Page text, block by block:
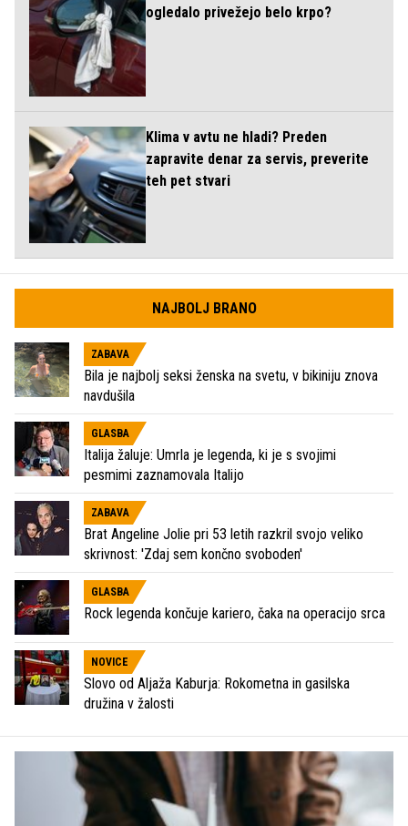
ogledalo privežejo belo krpo?
Klima v avtu ne hladi? Preden
zapravite denar za servis, preverite
teh pet stvari
NAJBOLJ BRANO
ZABAVA
Bila je najbolj seksi ženska na svetu, v bikiniju znova
navdušila
GLASBA
Italija žaluje: Umrla je legenda, ki je s svojimi
pesmimi zaznamovala Italijo
ZABAVA
Brat Angeline Jolie pri 53 letih razkril svojo veliko
skrivnost: 'Zdaj sem končno svoboden'
GLASBA
Rock legenda končuje kariero, čaka na operacijo srca
NOVICE
Slovo od Aljaža Kaburja: Rokometna in gasilska
družina v žalosti